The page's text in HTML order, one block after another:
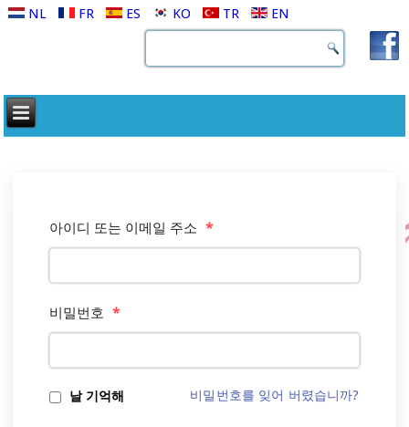
NL FR ES KO TR EN
아이디 또는 이메일 주소 *
비밀번호 *
날 기억해 비밀번호를 잊어 버렸습니까?